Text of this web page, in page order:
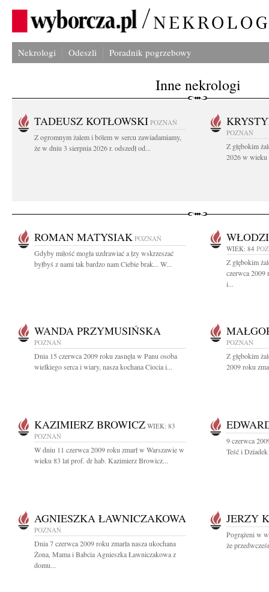
Nekrologi Odeszli Poradnik pogrzebowy
Inne nekrologi
TADEUSZ KOTŁOWSKI POZNAŃ
Z ogromnym żalem i bólem w sercu zawiadamiamy,
że w dniu 3 sierpnia 2026 r. odszedł od...
POZNAŃ
Z głębokim
2026 w wieku
ROMAN MATYSIAK POZNAŃ
Gdyby miłość mogła uzdrawiać a łzy wskrzeszać
byłbyś z nami tak bardzo nam Ciebie brak... W...
WIEK: 84
Z głębokim
czerwca 2009
i...
WANDA PRZYMUSIŃSKA
POZNAŃ
Dnia 15 czerwca 2009 roku zasnęła w Panu osoba
wielkiego serca i wiary, nasza kochana Ciocia i...
POZNAŃ
Z głębokim
2009 roku
KAZIMIERZ BROWICZ WIEK: 83
POZNAŃ
W dniu 11 czerwca 2009 roku zmarł w Warszawie w
wieku 83 lat prof. dr hab. Kazimierz Browicz...
9 czerwca
Teść i
AGNIESZKA ŁAWNICZAKOWA
POZNAŃ
Dnia 7 czerwca 2009 roku zmarła nasza ukochana
Żona, Mama i Babcia Agnieszka Ławniczakowa z
domu...
JERZY
Pogrążeni w
że